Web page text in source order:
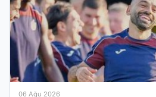
06 Ağu 2026